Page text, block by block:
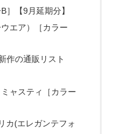
］【9月延期分】
エア）［カラー
作の通販リスト
ャスティ［カラー
カ(エレガンテフォ